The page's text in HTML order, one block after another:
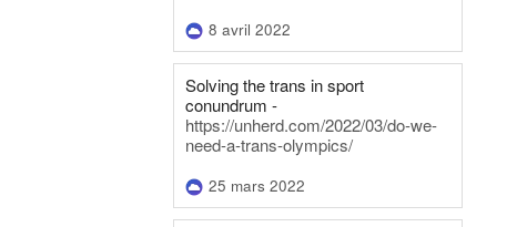
8 avril 2022
Solving the trans in sport
conundrum -
https://unherd.com/2022/03/do-we-
need-a-trans-olympics/
25 mars 2022